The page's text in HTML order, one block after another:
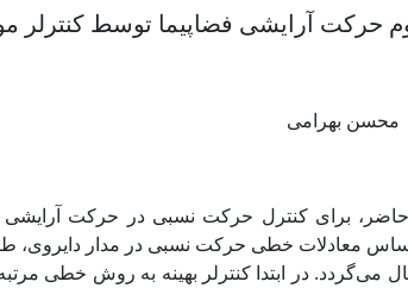
حرکت آرایشی فضاپیما توسط کنترلر
محسن بهرامی
برای کنترل حرکت نسبی در حرکت آرایشی
معادلات خطی حرکت نسبی در مدار
می‌گردد. در ابتدا کنترلر بهینه به روش خطی